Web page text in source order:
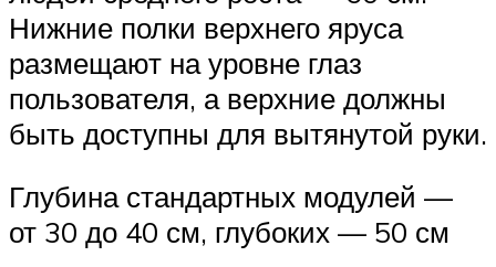
Нижние полки верхнего яруса
размещают на уровне глаз
пользователя, а верхние должны
быть доступны для вытянутой руки.
Глубина стандартных модулей —
от 30 до 40 см, глубоких — 50 см